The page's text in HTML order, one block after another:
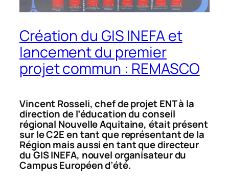
Création du GIS INEFA et
lancement du premier
projet commun : REMASCO
Vincent Rosseli, chef de projet ENT à la
direction de l’éducation du conseil
régional Nouvelle Aquitaine, était présent
sur le C2E en tant que représentant de la
Région mais aussi en tant que directeur
du GIS INEFA, nouvel organisateur du
Campus Européen d’été.